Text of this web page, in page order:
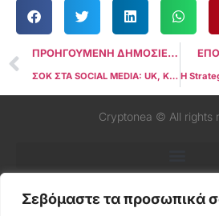
Σεβόμαστε τα προσωπικά
ΠΡΟΗΓΟΥΜΕΝΗ ΔΗΜΟΣΙΕΥΣΗ
ΣΟΚ ΣΤΑ SOCIAL MEDIA: UK, ΚΑΝΑΔΑΣ ΚΑΙ ΑΥΣΤΡΑΛΙΑ ΣΤΟΧΕΥΟΥΝ ΤΟ X ΤΟΥ ELON MUSK
Cryptonea © All rights